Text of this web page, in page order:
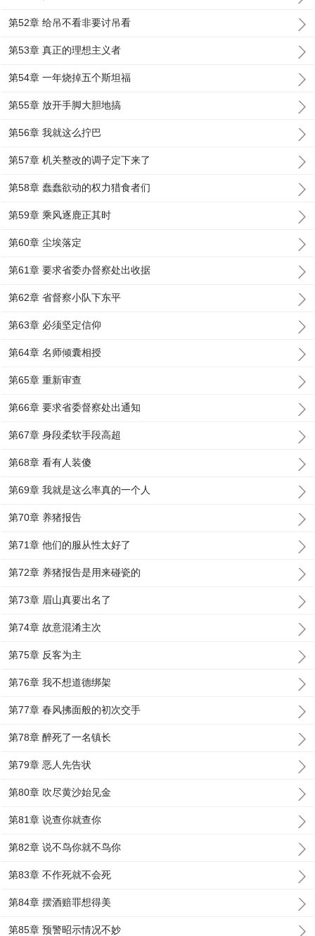
第52章 给吊不看非要讨吊看
第53章 真正的理想主义者
第54章 一年烧掉五个斯坦福
第55章 放开手脚大胆地搞
第56章 我就这么拧巴
第57章 机关整改的调子定下来了
第58章 蠢蠢欲动的权力猎食者们
第59章 乘风逐鹿正其时
第60章 尘埃落定
第61章 要求省委办督察处出收据
第62章 省督察小队下东平
第63章 必须坚定信仰
第64章 名师倾囊相授
第65章 重新审查
第66章 要求省委督察处出通知
第67章 身段柔软手段高超
第68章 看有人装傻
第69章 我就是这么率真的一个人
第70章 养猪报告
第71章 他们的服从性太好了
第72章 养猪报告是用来碰瓷的
第73章 眉山真要出名了
第74章 故意混淆主次
第75章 反客为主
第76章 我不想道德绑架
第77章 春风拂面般的初次交手
第78章 醉死了一名镇长
第79章 恶人先告状
第80章 吹尽黄沙始见金
第81章 说查你就查你
第82章 说不鸟你就不鸟你
第83章 不作死就不会死
第84章 摆酒赔罪想得美
第85章 预警昭示情况不妙